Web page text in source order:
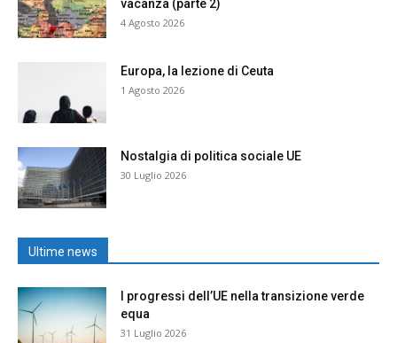
vacanza (parte 2)
4 Agosto 2026
Europa, la lezione di Ceuta
1 Agosto 2026
Nostalgia di politica sociale UE
30 Luglio 2026
Ultime news
I progressi dell’UE nella transizione verde
equa
31 Luglio 2026